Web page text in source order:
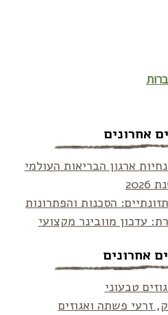
אחרונים
ארגון הבריאות העולמי
הסכנות והפתרונות
עדכון מוובינר מקצועי
אחרונים
טבעוני
זרעי פשתה ואגוזים